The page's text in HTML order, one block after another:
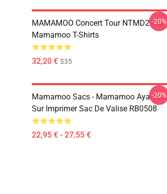
MAMAMOO Concert Tour NTMD2906
Mamamoo T-Shirts
32,20 € $35
-20%
Mamamoo Sacs - Mamamoo Aya Tout
Sur Imprimer Sac De Valise RB0508
22,95 € - 27,55 €
-20%